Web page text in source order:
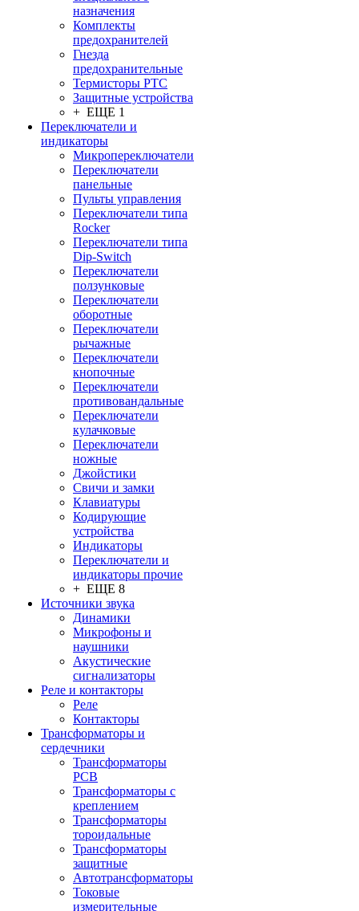
назначения
Комплекты
предохранителей
Гнезда
предохранительные
Термисторы PTC
Защитные устройства
+ ЕЩЕ 1
Переключатели и
индикаторы
Микропереключатели
Переключатели
панельные
Пульты управления
Переключатели типа
Rocker
Переключатели типа
Dip-Switch
Переключатели
ползунковые
Переключатели
оборотные
Переключатели
рычажные
Переключатели
кнопочные
Переключатели
противовандальные
Переключатели
кулачковые
Переключатели
ножные
Джойстики
Свичи и замки
Клавиатуры
Кодирующие
устройства
Индикаторы
Переключатели и
индикаторы прочие
+ ЕЩЕ 8
Источники звука
Динамики
Микрофоны и
наушники
Акустические
сигнализаторы
Реле и контакторы
Реле
Контакторы
Трансформаторы и
сердечники
Трансформаторы
PCB
Трансформаторы с
креплением
Трансформаторы
тороидальные
Трансформаторы
защитные
Автотрансформаторы
Токовые
измерительные